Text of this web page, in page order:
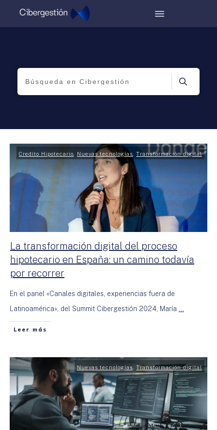
Credito Hipotecario Nuevas tecnologías Transformación digital
La transformación digital del proceso
hipotecario en España: un camino todavía
por recorrer
En el panel «Canales digitales, experiencias fuera de
Latinoamérica», del Summit Cibergestión 2024, María ...
Leer más
Nuevas tecnologías Transformación digital